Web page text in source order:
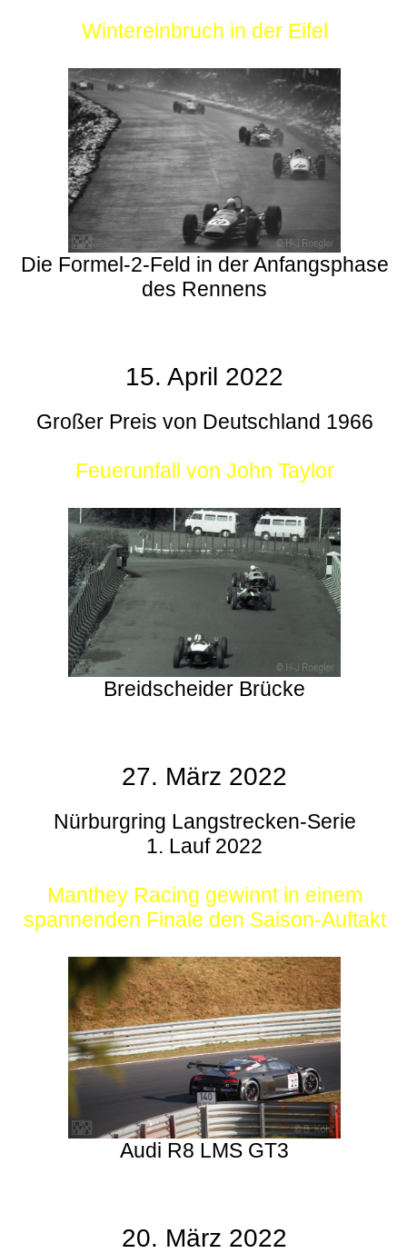
Wintereinbruch in der Eifel
Die Formel-2-Feld in der Anfangsphase
des Rennens
15. April 2022
Großer Preis von Deutschland 1966
Feuerunfall von John Taylor
Breidscheider Brücke
27. März 2022
Nürburgring Langstrecken-Serie
1. Lauf 2022
Manthey Racing gewinnt in einem
spannenden Finale den Saison-Auftakt
Audi R8 LMS GT3
20. März 2022